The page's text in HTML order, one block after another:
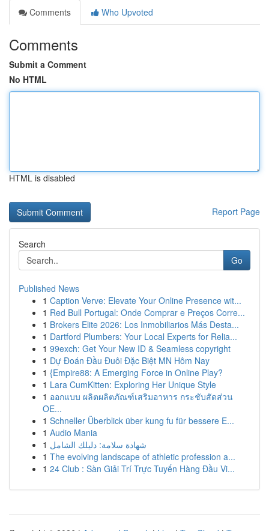
Comments
Who Upvoted
Comments
Submit a Comment
No HTML
HTML is disabled
Report Page
Search
Go
Published News
1 Caption Verve: Elevate Your Online Presence wit...
1 Red Bull Portugal: Onde Comprar e Preços Corre...
1 Brokers Elite 2026: Los Inmobiliarios Más Desta...
1 Dartford Plumbers: Your Local Experts for Relia...
1 99exch: Get Your New ID & Seamless copyright
1 Dự Đoán Đầu Đuôi Đặc Biệt MN Hôm Nay
1 {Empire88: A Emerging Force in Online Play?
1 Lara CumKitten: Exploring Her Unique Style
1 ออกแบบ ผลิตผลิตภัณฑ์เสริมอาหาร กระชับสัดส่วน
OE...
1 Schneller Überblick über kung fu für bessere E...
1 Audio Mania
1 شهادة سلامة: دليلك الشامل
1 The evolving landscape of athletic profession a...
1 24 Club : Sàn Giải Trí Trực Tuyến Hàng Đầu Vi...